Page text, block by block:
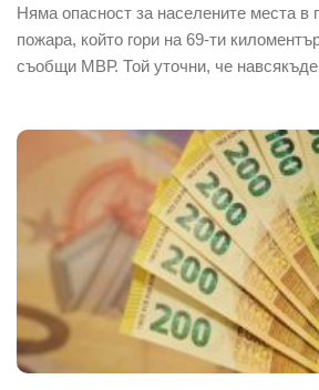
Няма опасност за населените места в
пожара, който гори на 69-ти
съобщи МВР. Той уточни, че